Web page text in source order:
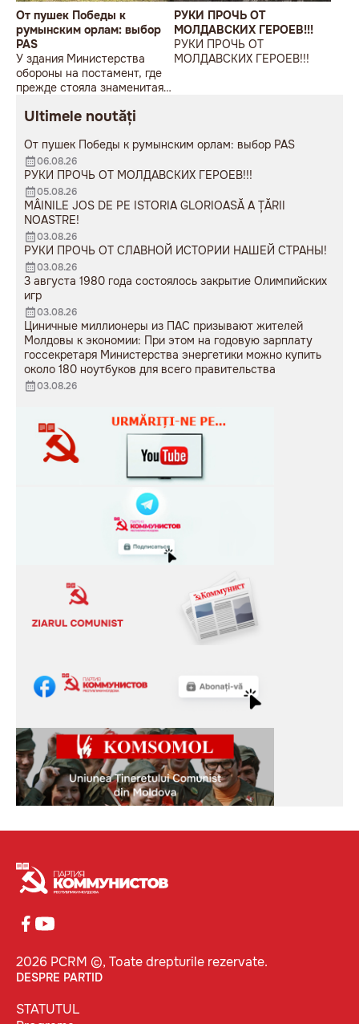
От пушек Победы к
румынским орлам: выбор
PAS
У здания Министерства
обороны на постамент, где
прежде стояла знаменитая
мужчина возложил букет
РУКИ ПРОЧЬ ОТ
МОЛДАВСКИХ ГЕРОЕВ!!!
РУКИ ПРОЧЬ ОТ
МОЛДАВСКИХ ГЕРОЕВ!!!
Ultimele noutăți
От пушек Победы к румынским орлам: выбор PAS
06.08.26
РУКИ ПРОЧЬ ОТ МОЛДАВСКИХ ГЕРОЕВ!!!
05.08.26
MÂINILE JOS DE PE ISTORIA GLORIOASĂ A ȚĂRII
NOASTRE!
03.08.26
РУКИ ПРОЧЬ ОТ СЛАВНОЙ ИСТОРИИ НАШЕЙ СТРАНЫ!
03.08.26
3 августа 1980 года состоялось закрытие Олимпийских
игр
03.08.26
Циничные миллионеры из ПАС призывают жителей
Молдовы к экономии: При этом на годовую зарплату
госсекретаря Министерства энергетики можно купить
около 180 ноутбуков для всего правительства
03.08.26
2026 PCRM ©, Toate drepturile rezervate.
DESPRE PARTID
STATUTUL